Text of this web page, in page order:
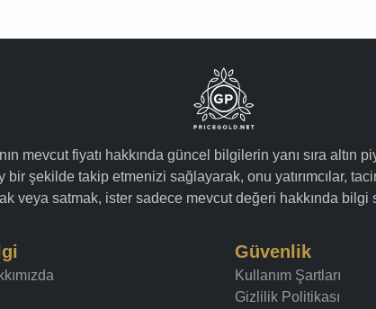
mevcut fiyatı hakkında güncel bilgilerin yanı sıra altın
bir şekilde takip etmenizi sağlayarak, onu yatırımcılar,
veya satmak, ister sadece mevcut değeri hakkında bilgi
Güvenlik
Kullanım Şartları
Gizlilik Politikası